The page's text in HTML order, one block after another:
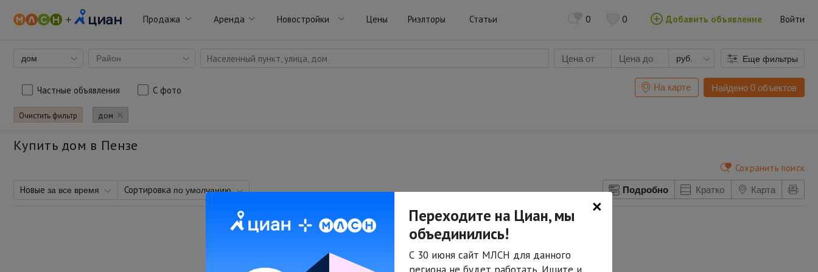
Продажа Аренда Новостройки Цены Риэлторы Статьи 0 0 Добавить объявление Войти
дом Район Населенный пункт, улица, дом руб. Еще фильтры
Частные объявления С фото На карте Найдено 0 объектов
Очистить фильтр дом
Купить дом в Пензе
Сохранить поиск
Новые за все время Сортировка по умолчанию Подробно Кратко Карта
×
Переходите на Циан, мы
объединились!
С 30 июня сайт МЛСН для данного